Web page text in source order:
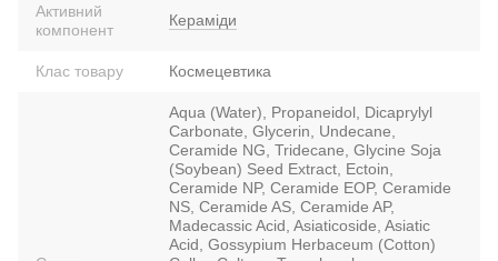
Активний
компонент
Кераміди
Клас товару Космецевтика
Aqua (Water), Propaneidol, Dicaprylyl
Carbonate, Glycerin, Undecane,
Ceramide NG, Tridecane, Glycine Soja
(Soybean) Seed Extract, Ectoin,
Ceramide NP, Ceramide EOP, Ceramide
NS, Ceramide AS, Ceramide AP,
Madecassic Acid, Asiaticoside, Asiatic
Acid, Gossypium Herbaceum (Cotton)